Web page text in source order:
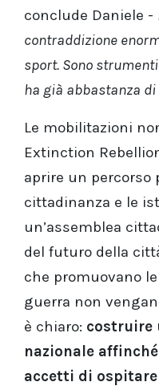
conclude Daniele -
contraddizione
sport. Sono
ha già abbastanza
Le mobilitazioni
Extinction
aprire un percorso
cittadinanza e le
un’assemblea
del futuro della
che promuovano
guerra non
è chiaro: costruire
nazionale
accetti di